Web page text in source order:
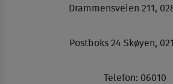
Drammensveien 211,
Postboks 24 Skøyen,
Telefon: 06010